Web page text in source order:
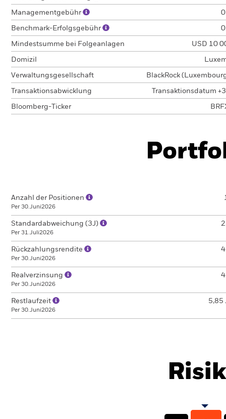
Managementgebühr
Benchmark-Erfolgsgebühr
Mindestsumme bei Folgeanlagen USD 10
Domizil
Verwaltungsgesellschaft BlackRock
Transaktionsabwicklung Transaktionsdatum
Bloomberg-Ticker
Anzahl der Positionen
Per 30.Juni2026
Standardabweichung (3J)
Per 31.Juli2026
Rückzahlungsrendite
Per 30.Juni2026
Realverzinsung
Per 30.Juni2026
Restlaufzeit
Per 30.Juni2026
5,85